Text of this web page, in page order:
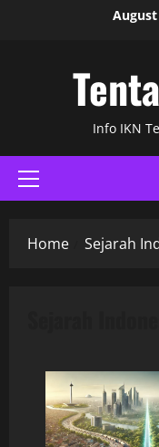
August
Info IKN
Primary
Menu
Home Sejarah